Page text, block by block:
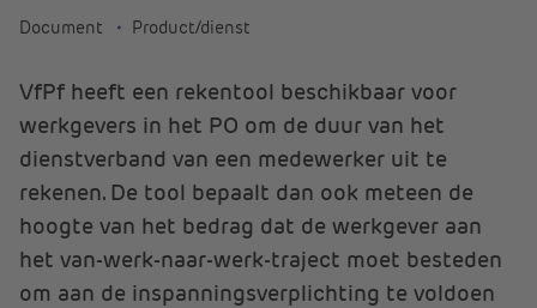
Document Product/dienst
VfPf heeft een rekentool beschikbaar voor
werkgevers in het PO om de duur van het
dienstverband van een medewerker uit te
rekenen. De tool bepaalt dan ook meteen de
hoogte van het bedrag dat de werkgever aan
het van-werk-naar-werk-traject moet besteden
om aan de inspanningsverplichting te voldoen